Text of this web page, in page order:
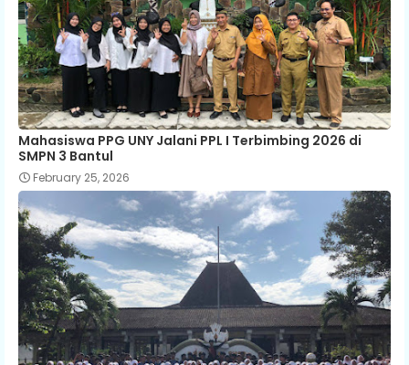
Mahasiswa PPG UNY Jalani PPL I Terbimbing 2026 di
SMPN 3 Bantul
February 25, 2026